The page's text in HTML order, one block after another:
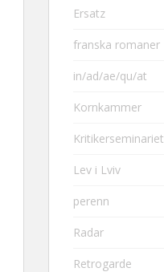
Ersatz
franska romaner
in/ad/ae/qu/at
Kornkammer
Kritikerseminariet
Lev i Lviv
perenn
Radar
Retrogarde